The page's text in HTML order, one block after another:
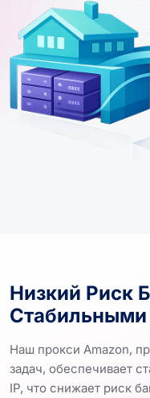
Низкий Риск
Наш прокси Amazon,
задач, обеспечивает
IP, что снижает риск